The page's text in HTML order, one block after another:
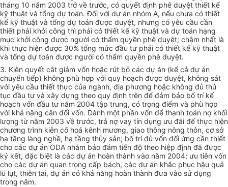
tháng 10 năm 2003 trở về trước, có quyết định phê duyệt thiết kế
kỹ thuật và tổng dự toán. Đối với dự án nhóm A, nếu chưa có thiết
kế kỹ thuật và tổng dự toán được duyệt, nhưng có yêu cầu cần
thiết phải khởi công thì phải có thiết kế kỹ thuật và dự toán hạng
mục khởi công được người có thẩm quyền phê duyệt; chậm nhất là
khi thực hiện được 30% tổng mức đầu tư phải có thiết kế kỹ thuật
và tổng dự toán được người có thẩm quyền phê duyệt.
3. Kiên quyết cắt giảm vốn hoặc rút bỏ các dự án (kể cả dự án
chuyển tiếp) không phù hợp với quy hoạch được duyệt, không sát
với yêu cầu thiết thực của ngành, địa phương hoặc không đủ thủ
tục đầu tư và xây dựng theo quy định trên để đảm bảo bố trí kế
hoạch vốn đầu tư năm 2004 tập trung, có trọng điểm và phù hợp
với khả năng cân đối vốn. Dành một phần vốn để thanh toán nợ khối
lượng từ năm 2003 về trước, trả nợ vay tín dụng ưu đãi để thực hiện
chương trình kiên cố hoá kênh mương, giao thông nông thôn, cơ sở
hạ tầng làng nghề, hạ tầng thủy sản; bố trí đủ vốn đối ứng cần thiết
cho các dự án ODA nhằm bảo đảm tiến độ theo hiệp định đã được
ký kết, đặc biệt là các dự án hoàn thành vào năm 2004; ưu tiên vốn
cho các dự án quan trọng cấp bách, các dự án khắc phục hậu quả
lũ lụt, thiên tai, dự án có khả năng hoàn thành đưa vào sử dụng
trong năm.